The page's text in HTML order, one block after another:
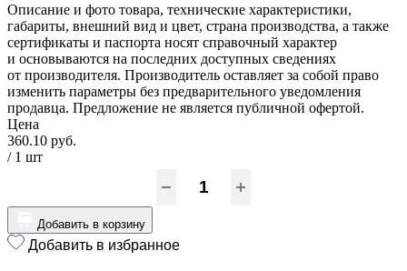
Описание и фото товара, технические характеристики,
габариты, внешний вид и цвет, страна производства, а также
сертификаты и паспорта носят справочный характер
и основываются на последних доступных сведениях
от производителя. Производитель оставляет за собой право
изменить параметры без предварительного уведомления
продавца. Предложение не является публичной офертой.
Цена
360.10 руб.
/ 1 шт
Добавить в корзину
Добавить в избранное